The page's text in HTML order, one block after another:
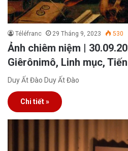
Téléfranc 29 Tháng 9, 2023 530
Ảnh chiêm niệm |
Giêrônimô, Linh mục,
Duy Ất Đào Duy Ất Đào
Chi tiết »